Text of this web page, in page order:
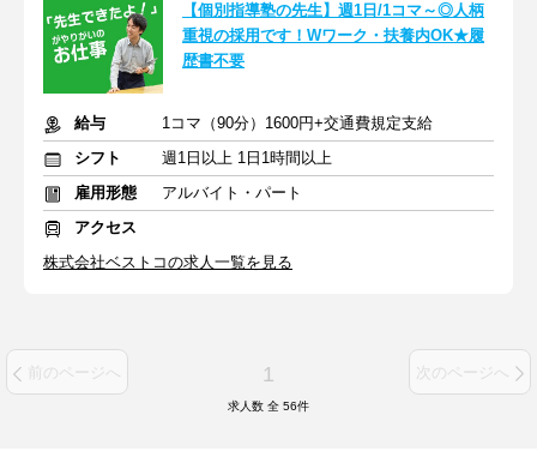
【個別指導塾の先生】週1日/1コマ～◎人柄
重視の採用です！Wワーク・扶養内OK★履
歴書不要
給与
1コマ（90分）1600円+交通費規定支給
シフト
週1日以上 1日1時間以上
雇用形態
アルバイト・パート
アクセス
株式会社ベストコの求人一覧を見る
前のページへ 1 次のページへ
求人数 全 56件